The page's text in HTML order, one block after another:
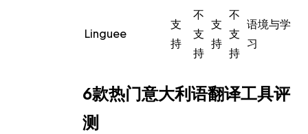
Linguee
支
持
不
支
持
支
持
不
支
持
语境与学
习
6款热门意大利语翻译工具评
测